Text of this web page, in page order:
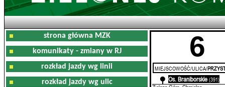
strona główna MZK
komunikaty - zmiany w RJ
rozkład jazdy wg linii
rozkład jazdy wg ulic
6
MIEJSCOWOŚĆ/ULICA/
Os. Braniborskie (391)